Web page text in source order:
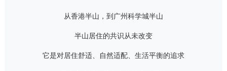
从香港半山，到广州科学城半山
半山居住的共识从未改变
它是对居住舒适、自然适配、生活平衡的追求